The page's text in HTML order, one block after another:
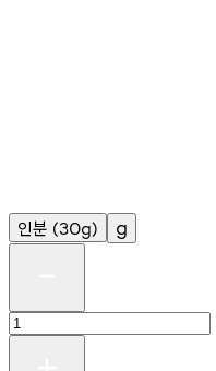
인분 (30g) g